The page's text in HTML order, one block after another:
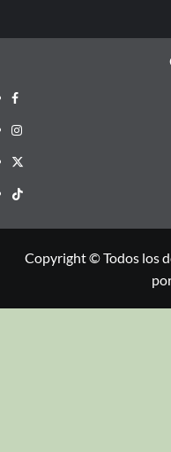
Copyright © Todos los